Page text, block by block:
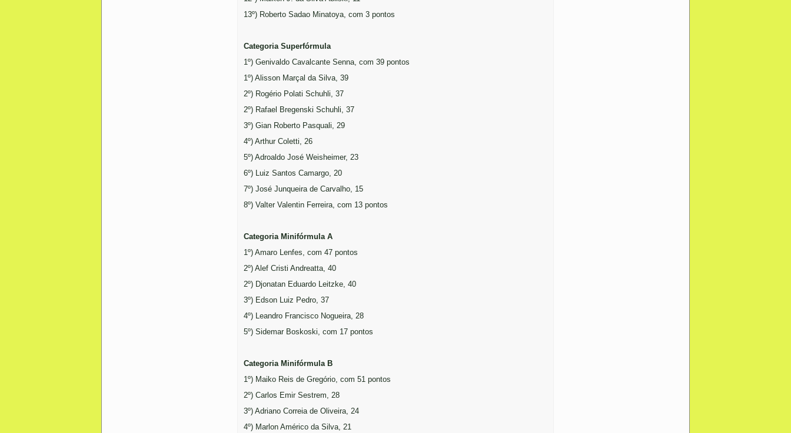
13º) Roberto Sadao Minatoya, com 3 pontos
Categoria Superfórmula
1º) Genivaldo Cavalcante Senna, com 39 pontos
1º) Alisson Marçal da Silva, 39
2º) Rogério Polati Schuhli, 37
2º) Rafael Bregenski Schuhli, 37
3º) Gian Roberto Pasquali, 29
4º) Arthur Coletti, 26
5º) Adroaldo José Weisheimer, 23
6º) Luiz Santos Camargo, 20
7º) José Junqueira de Carvalho, 15
8º) Valter Valentin Ferreira, com 13 pontos
Categoria Minifórmula A
1º) Amaro Lenfes, com 47 pontos
2º) Alef Cristi Andreatta, 40
2º) Djonatan Eduardo Leitzke, 40
3º) Edson Luiz Pedro, 37
4º) Leandro Francisco Nogueira, 28
5º) Sidemar Boskoski, com 17 pontos
Categoria Minifórmula B
1º) Maiko Reis de Gregório, com 51 pontos
2º) Carlos Emir Sestrem, 28
3º) Adriano Correia de Oliveira, 24
4º) Marlon Américo da Silva, 21